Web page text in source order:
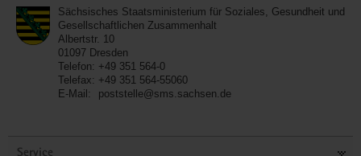
Sächsisches Staatsministerium für Soziales, Gesundheit und
Gesellschaftlichen Zusammenhalt
Albertstr. 10
01097 Dresden
Telefon: +49 351 564-0
Telefax: +49 351 564-55060
E-Mail:
poststelle@sms.sachsen.de
Service